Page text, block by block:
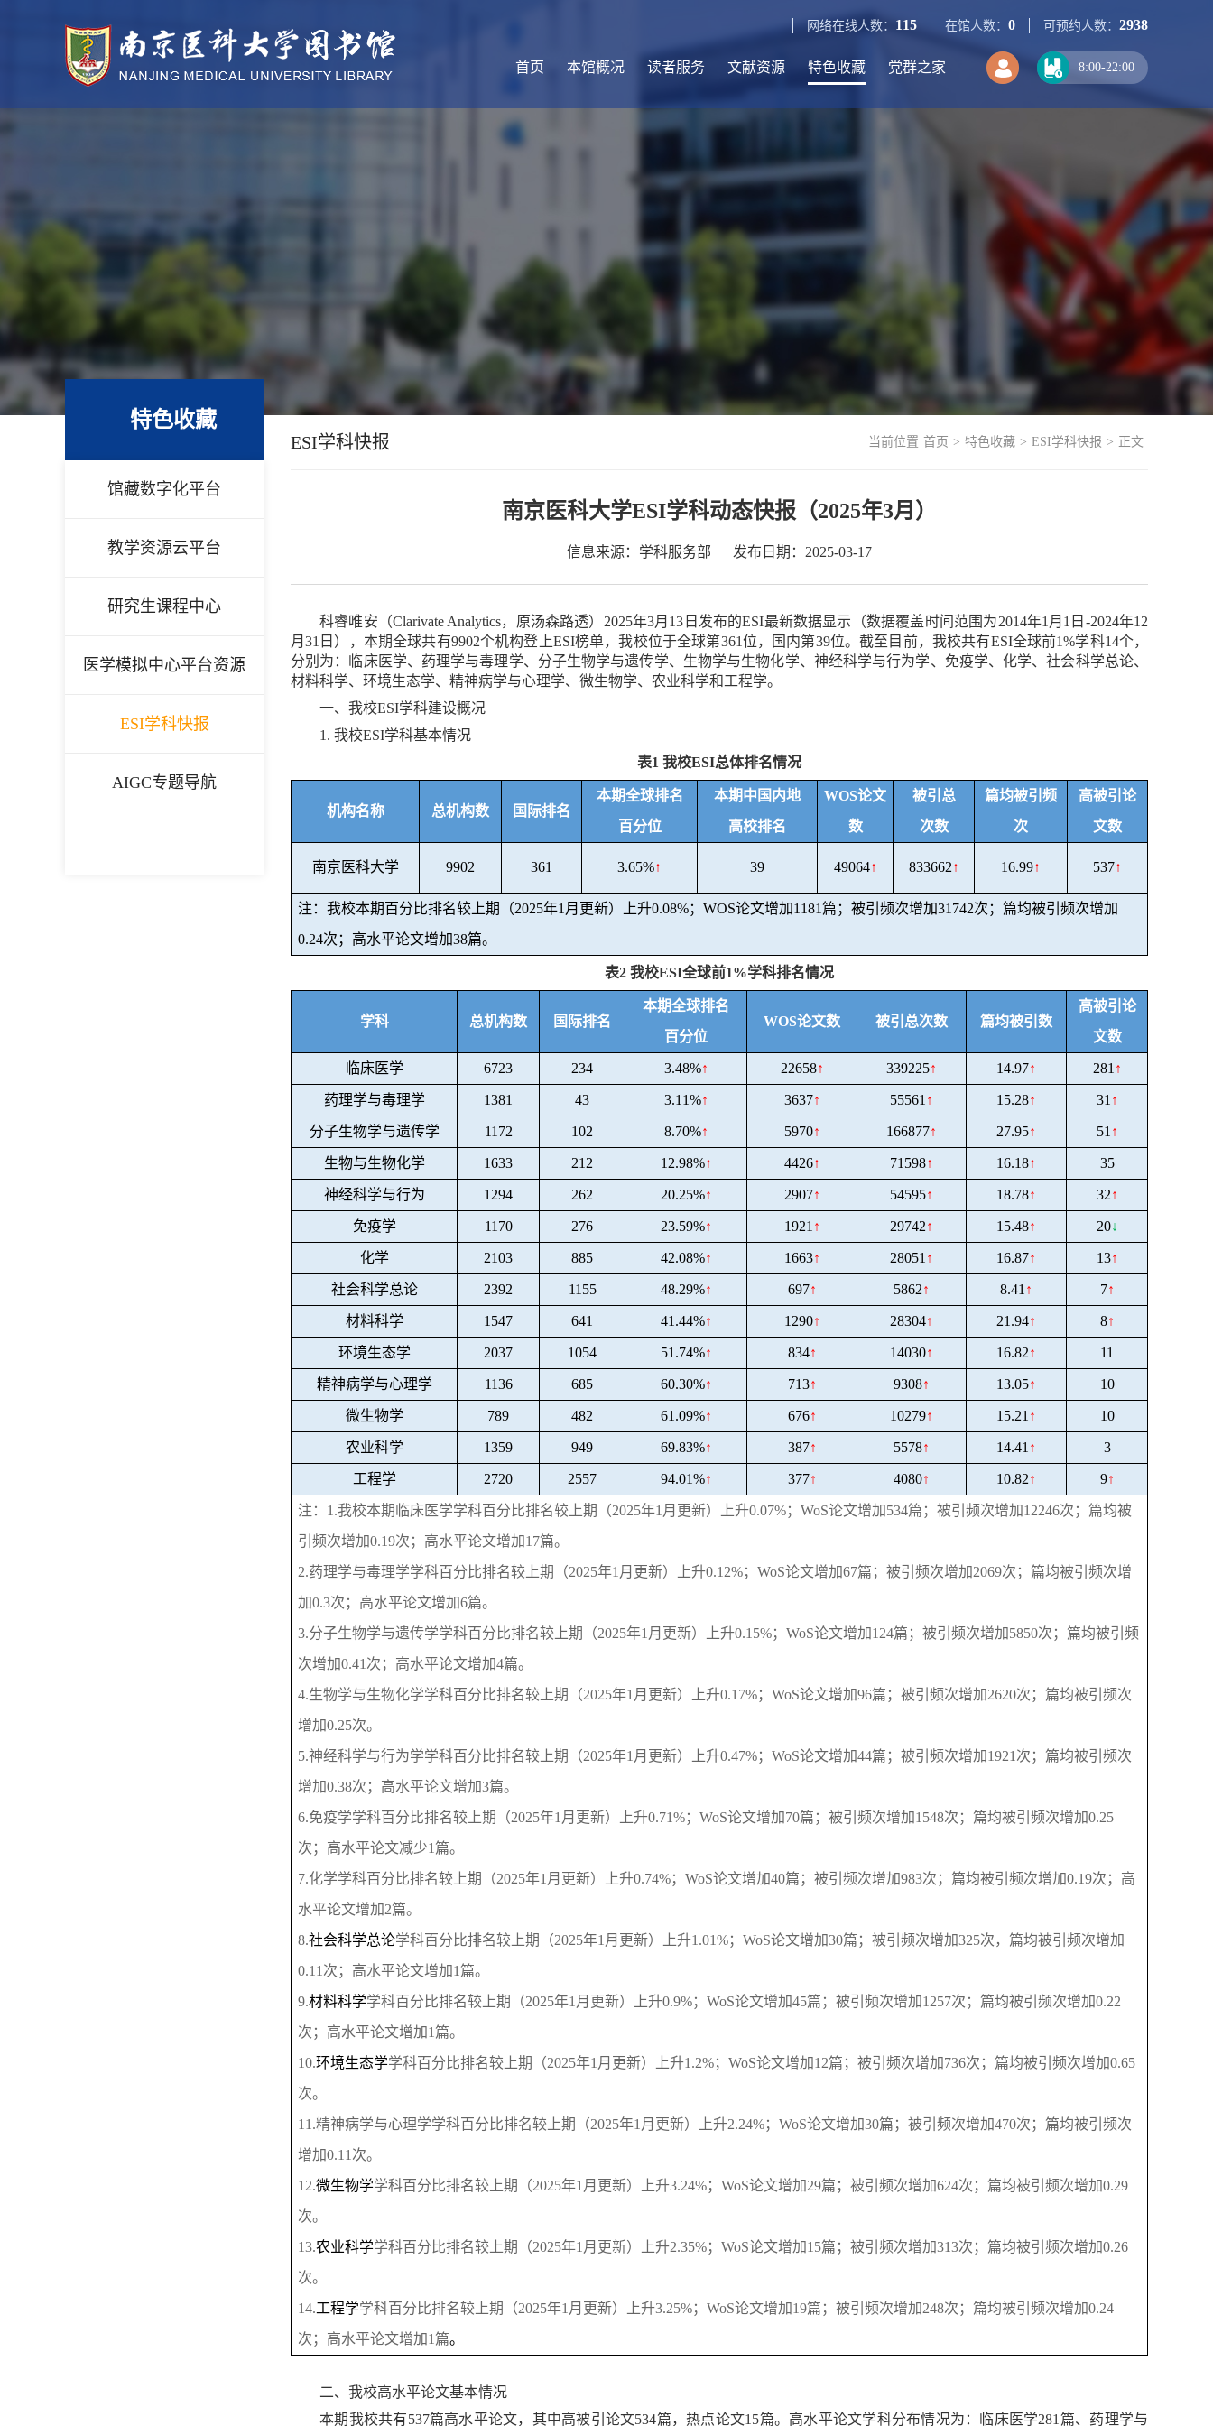
网络在线人数： 115 在馆人数： 0 可预约人数： 2938
首页 本馆概况 读者服务 文献资源 特色收藏 党群之家 8:00-22:00
特色收藏
馆藏数字化平台
教学资源云平台
研究生课程中心
医学模拟中心平台资源
ESI学科快报
AIGC专题导航
ESI学科快报 当前位置 首页 > 特色收藏 > ESI学科快报 > 正文
南京医科大学ESI学科动态快报（2025年3月）
信息来源：学科服务部 发布日期：2025-03-17
科睿唯安（Clarivate Analytics，原汤森路透） 2025年3月 13 日发布的ESI最新数据显示（数据覆盖时间范围为2014年1 月 1 日 -2024年12
月31 日），本期全球共有9902个机构登上ESI榜单，我校位于全球第361位，国内第39位。截至目前，我校共有ESI全球前1%学科14个，
分别为：临床医学、药理学与毒理学、分子生物学与遗传学、生物学与生物化学、神经科学与行为学、免疫学、化学、社会科学总论、
材料科学、环境生态学、精神病学与心理学、微生物学、农业科学和工程学。
一、我校ESI学科建设概况
1. 我校ESI学科基本情况
表1 我校ESI总体排名情况
机构名称 总机构数 国际排名
本期全球排名
百分位
本期中国内地
高校排名
WOS论文
数
被引总
次数
篇均被引频
次
高被引论
文数
南京医科大学 9902 361 3.65%↑ 39 49064↑ 833662↑ 16.99↑ 537↑
注：我校本期百分比排名较上期（2025年1 月更新）上升0.08%； WOS论文增加1181篇；被引频次增加31742次；篇均被引频次增加
0.24次；高水平论文增加38篇。
表2 我校ESI全球前1%学科排名情况
学科 总机构数 国际排名
本期全球排名
百分位
WOS论文数 被引总次数 篇均被引数
高被引论
文数
临床医学 6723 234 3.48%↑ 22658↑ 339225↑ 14.97↑ 281 ↑
药理学与毒理学 1381 43 3.11%↑ 3637↑ 55561 ↑ 15.28↑ 31 ↑
分子生物学与遗传学 1172 102 8.70%↑ 5970↑ 166877↑ 27.95↑ 51 ↑
生物与生物化学 1633 212 12.98%↑ 4426↑ 71598↑ 16.18↑ 35
神经科学与行为 1294 262 20.25%↑ 2907↑ 54595↑ 18.78↑ 32↑
免疫学 1170 276 23.59%↑ 1921 ↑ 29742↑ 15.48↑ 20↓
化学 2103 885 42.08%↑ 1663↑ 28051 ↑ 16.87↑ 13↑
社会科学总论 2392 1155 48.29%↑ 697↑ 5862↑ 8.41 ↑ 7↑
材料科学 1547 641 41.44%↑ 1290↑ 28304↑ 21.94↑ 8↑
环境生态学 2037 1054 51.74%↑ 834↑ 14030↑ 16.82↑ 11
精神病学与心理学 1136 685 60.30%↑ 713↑ 9308↑ 13.05↑ 10
微生物学 789 482 61.09%↑ 676↑ 10279↑ 15.21 ↑ 10
农业科学 1359 949 69.83%↑ 387↑ 5578↑ 14.41 ↑ 3
工程学 2720 2557 94.01%↑ 377↑ 4080↑ 10.82↑ 9↑
注： 1.我校本期临床医学学科百分比排名较上期（2025年1 月更新）上升0.07%； WoS论文增加534篇；被引频次增加12246次；篇均被
引频次增加0.19次；高水平论文增加17篇。
2.药理学与毒理学学科百分比排名较上期（2025年1 月更新）上升0.12%； WoS论文增加67篇；被引频次增加2069次；篇均被引频次增
加0.3次；高水平论文增加6篇。
3.分子生物学与遗传学学科百分比排名较上期（2025年1 月更新）上升0.15%； WoS论文增加124篇；被引频次增加5850次；篇均被引频
次增加0.41 次；高水平论文增加4篇。
4.生物学与生物化学学科百分比排名较上期（2025年1 月更新）上升0.17%； WoS论文增加96篇；被引频次增加2620次；篇均被引频次
增加0.25次。
5.神经科学与行为学学科百分比排名较上期（2025年1 月更新）上升0.47%； WoS论文增加44篇；被引频次增加1921 次；篇均被引频次
增加0.38次；高水平论文增加3篇。
6.免疫学学科百分比排名较上期（2025年1 月更新）上升0.71%； WoS论文增加70篇；被引频次增加1548次；篇均被引频次增加0.25
次；高水平论文减少1篇。
7.化学学科百分比排名较上期（2025年1 月更新）上升0.74%； WoS论文增加40篇；被引频次增加983次；篇均被引频次增加0.19次；高
水平论文增加2篇。
8.社会科学总论学科百分比排名较上期（2025年1 月更新）上升1.01%； WoS论文增加30篇；被引频次增加325次，篇均被引频次增加
0.11 次；高水平论文增加1篇。
9.材料科学学科百分比排名较上期（2025年1 月更新）上升0.9%； WoS论文增加45篇；被引频次增加1257次；篇均被引频次增加0.22
次；高水平论文增加1篇。
10.环境生态学学科百分比排名较上期（2025年1 月更新）上升1.2%； WoS论文增加12篇；被引频次增加736次；篇均被引频次增加0.65
次。
11.精神病学与心理学学科百分比排名较上期（2025年1 月更新）上升2.24%； WoS论文增加30篇；被引频次增加470次；篇均被引频次
增加0.11 次。
12.微生物学学科百分比排名较上期（2025年1 月更新）上升3.24%； WoS论文增加29篇；被引频次增加624次；篇均被引频次增加0.29
次。
13.农业科学学科百分比排名较上期（2025年1 月更新）上升2.35%； WoS论文增加15篇；被引频次增加313次；篇均被引频次增加0.26
次。
14.工程学学科百分比排名较上期（2025年1 月更新）上升3.25%； WoS论文增加19篇；被引频次增加248次；篇均被引频次增加0.24
次；高水平论文增加1篇。
二、我校高水平论文基本情况
本期我校共有537篇高水平论文，其中高被引论文534篇，热点论文15篇。高水平论文学科分布情况为：临床医学281 篇、药理学与